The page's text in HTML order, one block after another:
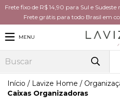
Frete fixo de R$ 14,90 para Sul e
Frete grátis para todo Brasil em
MENU
Início / Lavize Home /
Caixas Organizadoras